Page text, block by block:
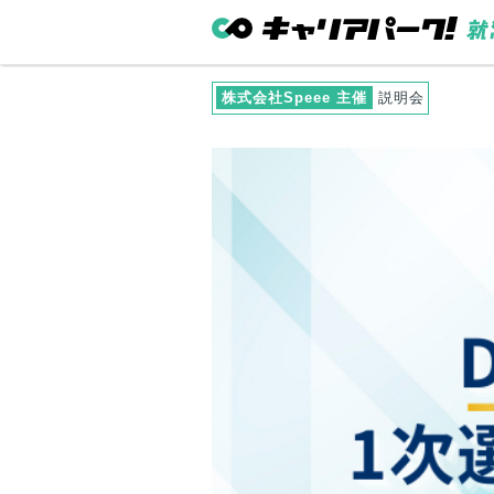
株式会社Speee 主催 説明会